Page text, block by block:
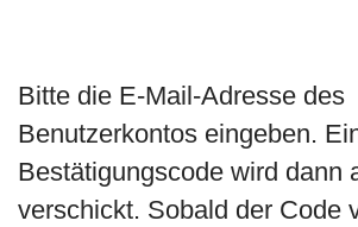
Bitte die E-Mail-Adresse des
Benutzerkontos eingeben.
Bestätigungscode wird dann
verschickt. Sobald der Code